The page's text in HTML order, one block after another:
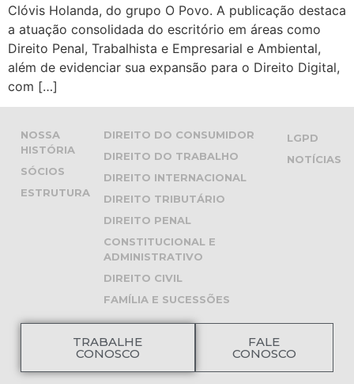
Clóvis Holanda, do grupo O Povo. A publicação destaca
a atuação consolidada do escritório em áreas como
Direito Penal, Trabalhista e Empresarial e Ambiental,
além de evidenciar sua expansão para o Direito Digital,
com […]
NOSSA
HISTÓRIA
SÓCIOS
ESTRUTURA
DIREITO DO CONSUMIDOR
DIREITO DO TRABALHO
DIREITO INTERNACIONAL
DIREITO TRIBUTÁRIO
DIREITO PENAL
CONSTITUCIONAL E
ADMINISTRATIVO
DIREITO CIVIL
FAMÍLIA E SUCESSÕES
LGPD
NOTÍCIAS
TRABALHE
CONOSCO
FALE
CONOSCO